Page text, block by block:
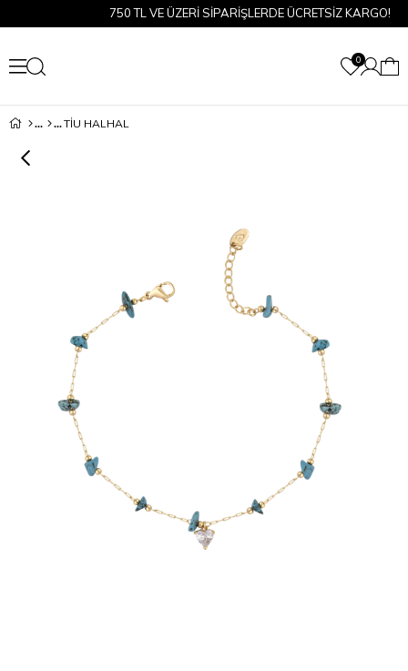
750 TL VE ÜZERİ SİPARİŞLERDE ÜCRETSİZ KARGO!
0
TİU HALHAL